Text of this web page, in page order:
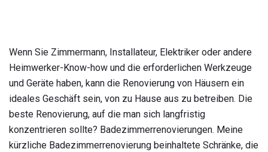
Wenn Sie Zimmermann, Installateur, Elektriker oder andere
Heimwerker-Know-how und die erforderlichen Werkzeuge
und Geräte haben, kann die Renovierung von Häusern ein
ideales Geschäft sein, von zu Hause aus zu betreiben. Die
beste Renovierung, auf die man sich langfristig
konzentrieren sollte? Badezimmerrenovierungen. Meine
kürzliche Badezimmerrenovierung beinhaltete Schränke, die